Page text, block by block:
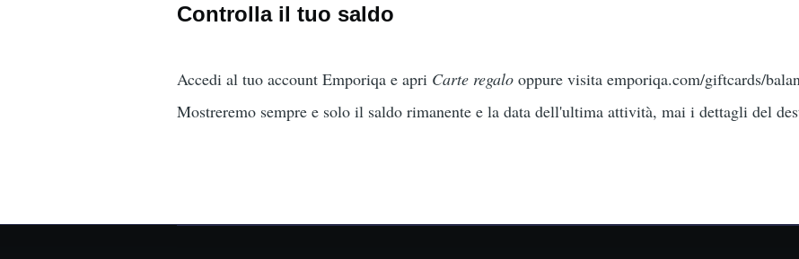
Controlla il tuo saldo
Accedi al tuo account Emporiqa e apri Carte regalo oppure visita emporiqa.com/giftcards/
Mostreremo sempre e solo il saldo rimanente e la data dell'ultima attività, mai i dettagli del